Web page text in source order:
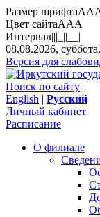
Размер шрифтаAA
Цвет сайтаAAA
Интервал|||_||__|
08.08.2026,
Версия для
Поиск по сайту
English | Русский
Личный кабинет
Расписание
О филиале